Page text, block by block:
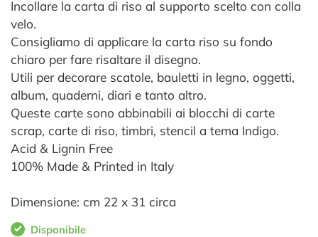
Incollare la carta di riso al supporto scelto con colla
velo.
Consigliamo di applicare la carta riso su fondo
chiaro per fare risaltare il disegno.
Utili per decorare scatole, bauletti in legno, oggetti,
album, quaderni, diari e tanto altro.
Queste carte sono abbinabili ai blocchi di carte
scrap, carte di riso, timbri, stencil a tema Indigo.
Acid & Lignin Free
100% Made & Printed in Italy
Dimensione: cm 22 x 31 circa
Disponibile